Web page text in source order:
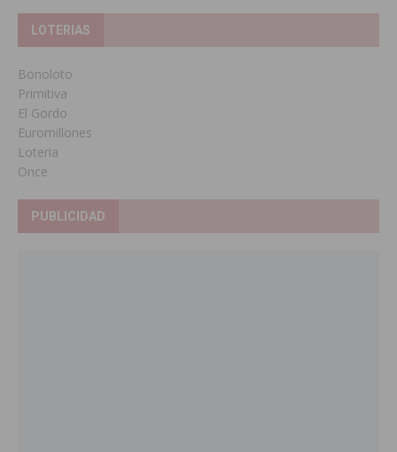
LOTERIAS
Bonoloto
Primitiva
El Gordo
Euromillones
Loteria
Once
PUBLICIDAD